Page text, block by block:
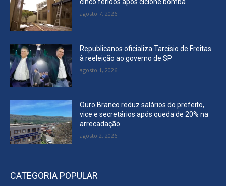
agosto 7, 2026
Republicanos oficializa Tarcísio de Freitas
à reeleição ao governo de SP
agosto 1, 2026
Ouro Branco reduz salários do prefeito,
vice e secretários após queda de 20% na
arrecadação
agosto 2, 2026
CATEGORIA POPULAR